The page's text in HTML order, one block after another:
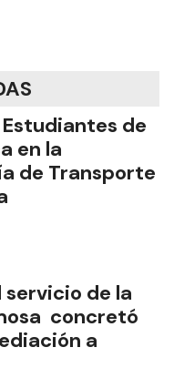
de
en la
de Transporte
servicio de la
concretó
a